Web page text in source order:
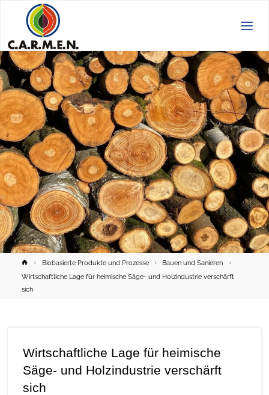
HomeBiobasierte Produkte und Prozesse
Bauen und Sanieren
Wirtschaftliche Lage für heimische Säge- und Holzindustrie verschärft
sich
Wirtschaftliche Lage für heimische
Säge- und Holzindustrie verschärft
sich